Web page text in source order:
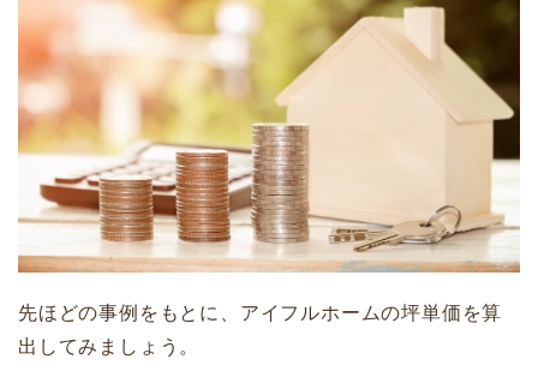
先ほどの事例をもとに、アイフルホームの坪単価を算
出してみましょう。